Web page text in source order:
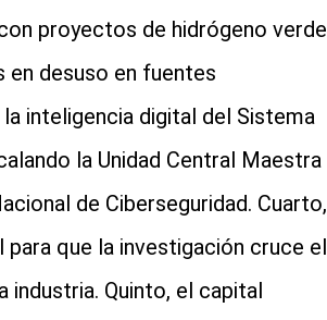
proyectos de hidrógeno
en desuso en fuentes
inteligencia digital del Sistema
la Unidad Central Maestra
de Ciberseguridad. Cuarto,
para que la investigación cruce el
industria. Quinto, el capital